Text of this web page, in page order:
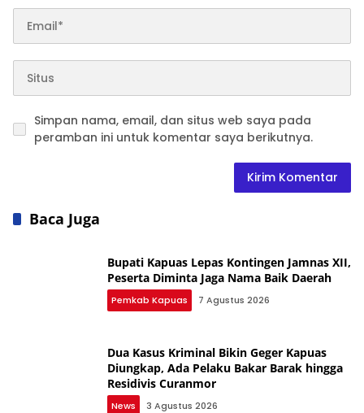
Simpan nama, email, dan situs web saya pada
peramban ini untuk komentar saya berikutnya.
Baca Juga
Bupati Kapuas Lepas Kontingen Jamnas XII,
Peserta Diminta Jaga Nama Baik Daerah
Pemkab Kapuas 7 Agustus 2026
Dua Kasus Kriminal Bikin Geger Kapuas
Diungkap, Ada Pelaku Bakar Barak hingga
Residivis Curanmor
News 3 Agustus 2026